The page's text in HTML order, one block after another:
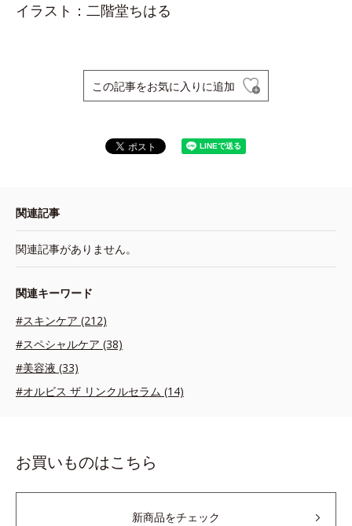
イラスト：二階堂ちはる
この記事をお気に入りに追加
関連記事
関連記事がありません。
関連キーワード
#スキンケア (212)
#スペシャルケア (38)
#美容液 (33)
#オルビス ザ リンクルセラム (14)
お買いものはこちら
新商品をチェック